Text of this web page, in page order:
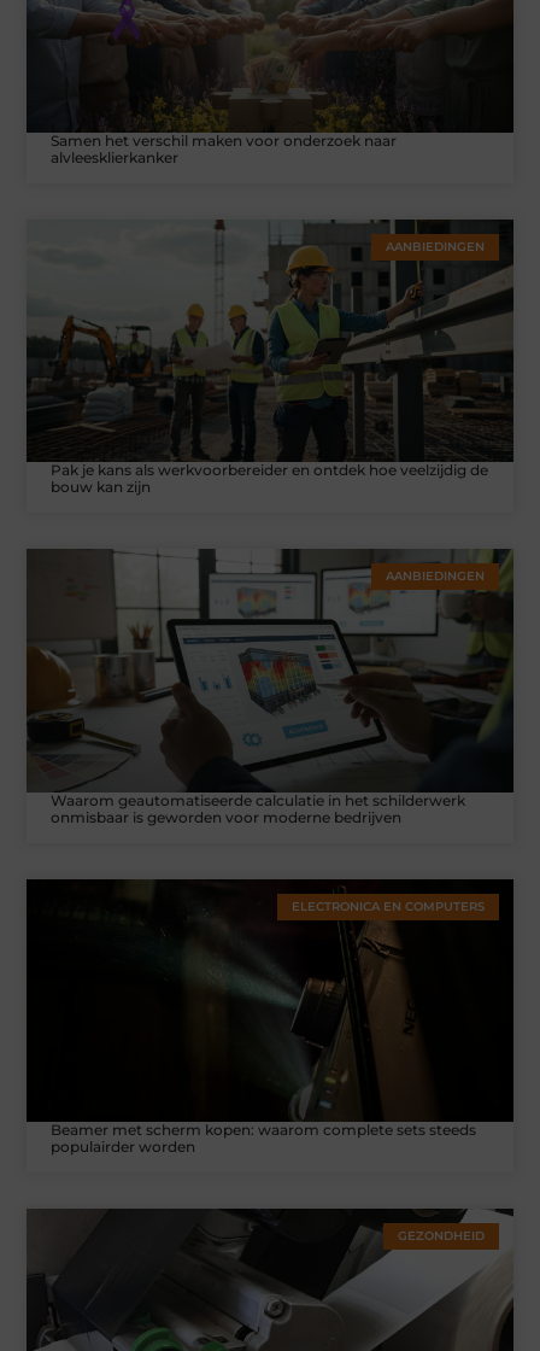
Samen het verschil maken voor onderzoek naar
alvleesklierkanker
AANBIEDINGEN
Pak je kans als werkvoorbereider en ontdek hoe veelzijdig de
bouw kan zijn
AANBIEDINGEN
Waarom geautomatiseerde calculatie in het schilderwerk
onmisbaar is geworden voor moderne bedrijven
ELECTRONICA EN COMPUTERS
Beamer met scherm kopen: waarom complete sets steeds
populairder worden
GEZONDHEID